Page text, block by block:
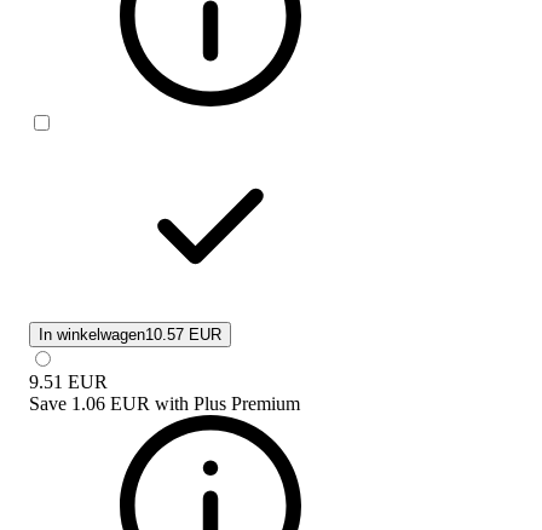
In winkelwagen10.57 EUR
9.51 EUR
Save 1.06 EUR with Plus Premium